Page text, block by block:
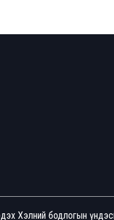
Хэлний бодлогын